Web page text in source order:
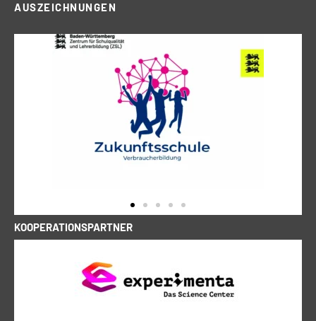
AUSZEICHNUNGEN
KOOPERATIONSPARTNER